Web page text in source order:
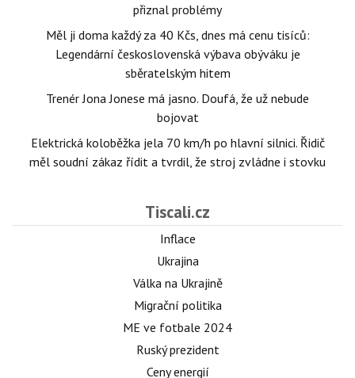
přiznal problémy
Měl ji doma každý za 40 Kčs, dnes má cenu tisíců:
Legendární československá výbava obýváku je
sběratelským hitem
Trenér Jona Jonese má jasno. Doufá, že už nebude
bojovat
Elektrická koloběžka jela 70 km/h po hlavní silnici. Řidič
měl soudní zákaz řídit a tvrdil, že stroj zvládne i stovku
Tiscali.cz
Inflace
Ukrajina
Válka na Ukrajině
Migrační politika
ME ve fotbale 2024
Ruský prezident
Ceny energií